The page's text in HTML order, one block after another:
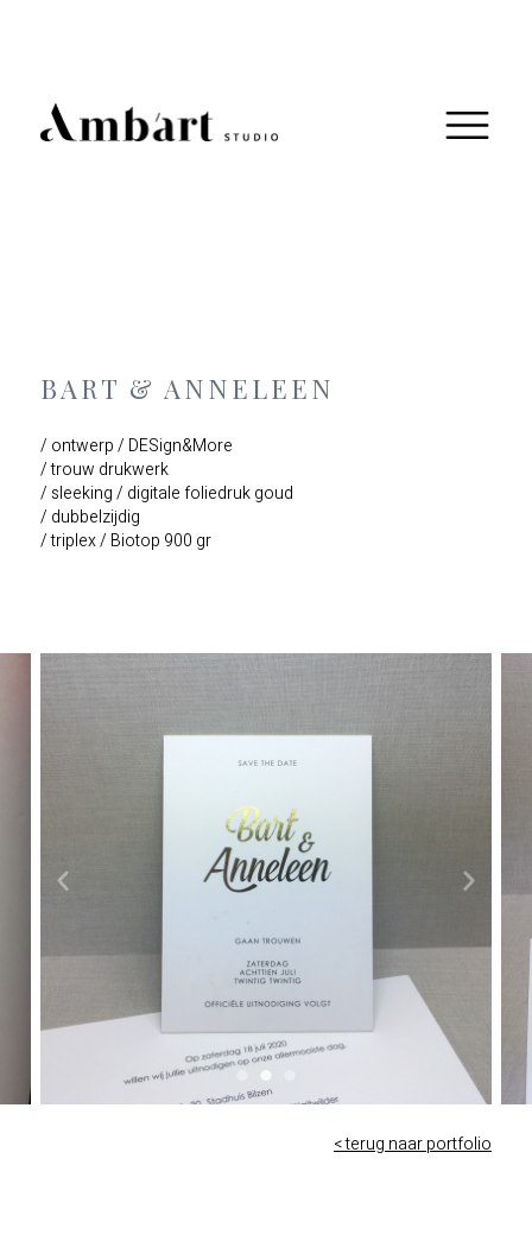
BART & ANNELEEN
/ ontwerp / DESign&More
/ trouw drukwerk
/ sleeking / digitale foliedruk goud
/ dubbelzijdig
/ triplex / Biotop 900 gr
< terug naar portfolio